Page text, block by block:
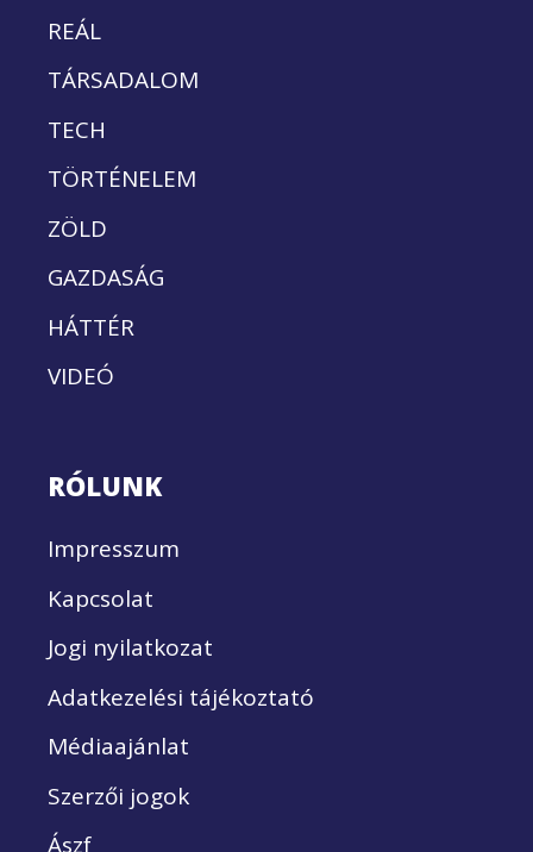
REÁL
TÁRSADALOM
TECH
TÖRTÉNELEM
ZÖLD
GAZDASÁG
HÁTTÉR
VIDEÓ
RÓLUNK
Impresszum
Kapcsolat
Jogi nyilatkozat
Adatkezelési tájékoztató
Médiaajánlat
Szerzői jogok
Ászf